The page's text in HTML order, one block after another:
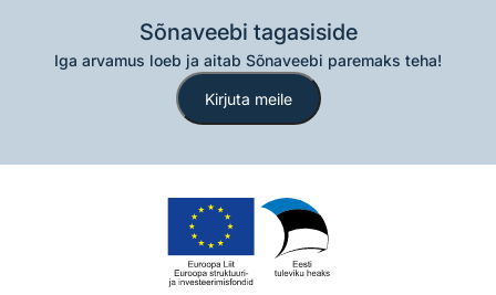
Sõnaveebi tagasiside
Iga arvamus loeb ja aitab Sõnaveebi paremaks teha!
Kirjuta meile